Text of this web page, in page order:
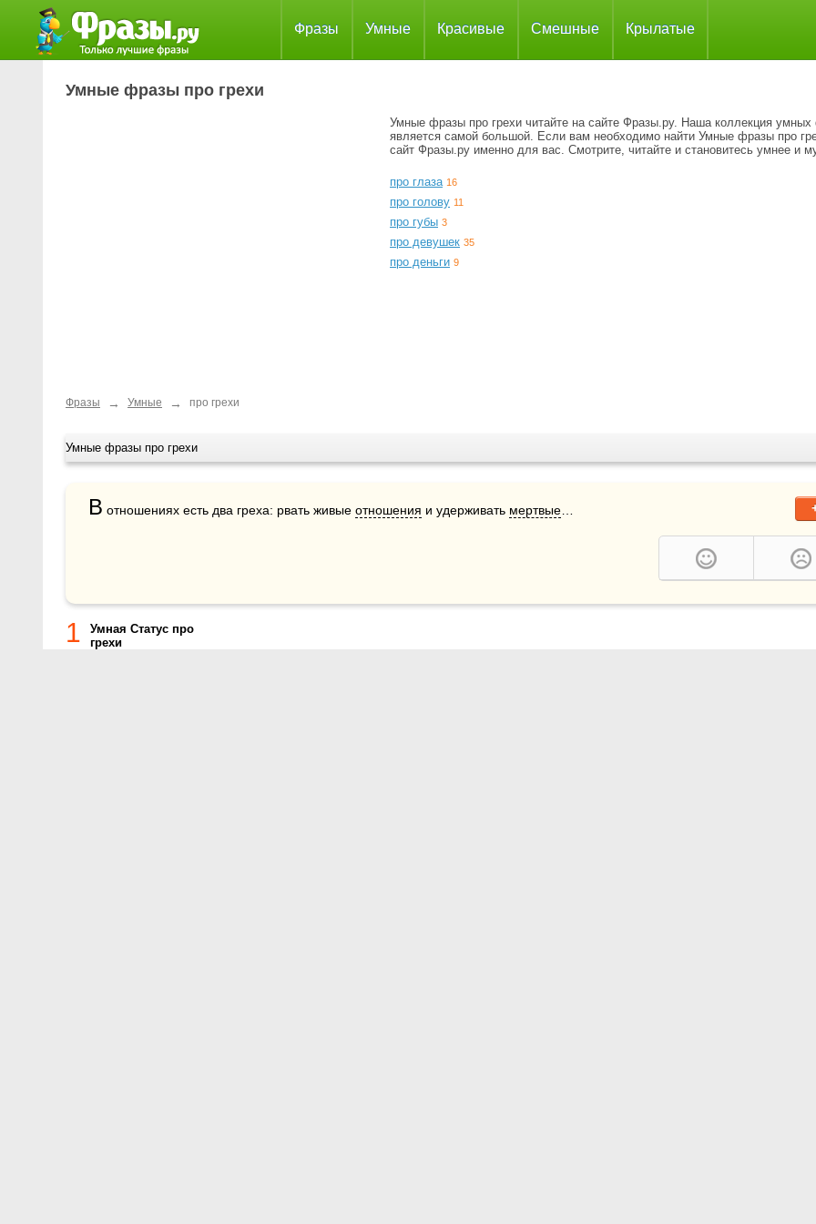
Фразы Умные Красивые Смешные Крылатые
Умные фразы про грехи
Умные фразы про грехи читайте на сайте Фразы.ру. Наша коллекция умных
является самой большой. Если вам необходимо найти Умные фразы про
сайт Фразы.ру именно для вас. Смотрите, читайте и становитесь умнее и
про глаза 16
про голову 11
про губы 3
про девушек 35
про деньги 9
Фразы → Умные → про грехи
Умные фразы про грехи
В отношениях есть два греха: рвать живые отношения и удерживать мертвые
1
Умная Статус про
грехи